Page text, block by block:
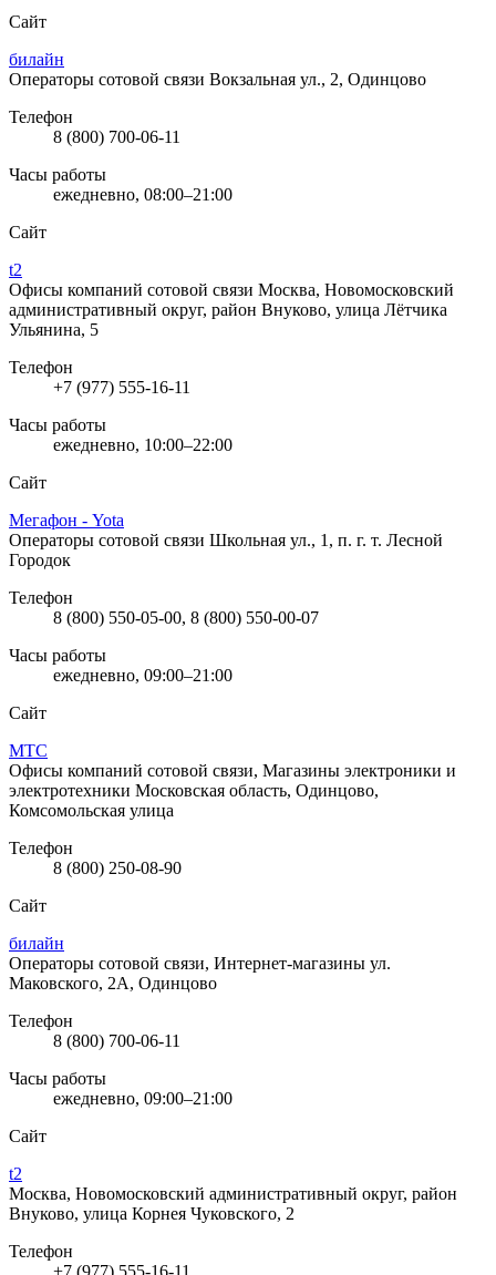
Сайт
билайн
Операторы сотовой связи Вокзальная ул., 2, Одинцово
Телефон
8 (800) 700-06-11
Часы работы
ежедневно, 08:00–21:00
Сайт
t2
Офисы компаний сотовой связи Москва, Новомосковский
административный округ, район Внуково, улица Лётчика
Ульянина, 5
Телефон
+7 (977) 555-16-11
Часы работы
ежедневно, 10:00–22:00
Сайт
Мегафон - Yota
Операторы сотовой связи Школьная ул., 1, п. г. т. Лесной
Городок
Телефон
8 (800) 550-05-00, 8 (800) 550-00-07
Часы работы
ежедневно, 09:00–21:00
Сайт
МТС
Офисы компаний сотовой связи, Магазины электроники и
электротехники Московская область, Одинцово,
Комсомольская улица
Телефон
8 (800) 250-08-90
Сайт
билайн
Операторы сотовой связи, Интернет-магазины ул.
Маковского, 2А, Одинцово
Телефон
8 (800) 700-06-11
Часы работы
ежедневно, 09:00–21:00
Сайт
t2
Москва, Новомосковский административный округ, район
Внуково, улица Корнея Чуковского, 2
Телефон
+7 (977) 555-16-11